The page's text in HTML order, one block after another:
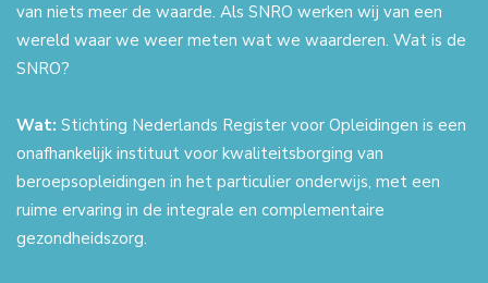
van niets meer de waarde. Als SNRO werken wij van een
wereld waar we weer meten wat we waarderen. Wat is de
SNRO?
Wat: Stichting Nederlands Register voor Opleidingen is een
onafhankelijk instituut voor kwaliteitsborging van
beroepsopleidingen in het particulier onderwijs, met een
ruime ervaring in de integrale en complementaire
gezondheidszorg.